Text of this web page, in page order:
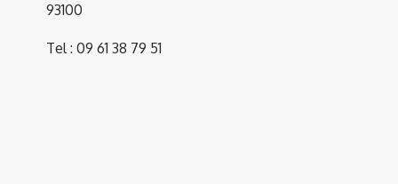
93100
Tel : 09 61 38 79 51